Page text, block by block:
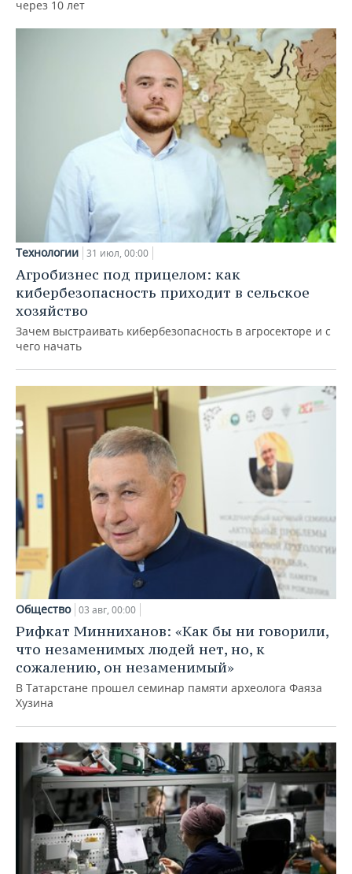
через 10 лет
Технологии 31 июл, 00:00
Агробизнес под прицелом: как
кибербезопасность приходит в сельское
хозяйство
Зачем выстраивать кибербезопасность в агросекторе и с
чего начать
Общество 03 авг, 00:00
Рифкат Минниханов: «Как бы ни говорили,
что незаменимых людей нет, но, к
сожалению, он незаменимый»
В Татарстане прошел семинар памяти археолога Фаяза
Хузина